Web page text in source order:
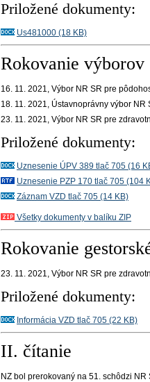
Priložené dokumenty:
Us481000 (18 KB)
Rokovanie výborov
16. 11. 2021, Výbor NR SR pre
18. 11. 2021, Ústavnoprávny výbor NR
23. 11. 2021, Výbor NR SR pre
Priložené dokumenty:
Uznesenie ÚPV 389 tlač 705 (16
Uznesenie PZP 170 tlač 705 (104
Záznam VZD tlač 705 (14 KB)
Všetky dokumenty v balíku ZIP
Rokovanie
23. 11. 2021, Výbor NR SR pre
Priložené dokumenty:
Informácia VZD tlač 705 (22 KB)
II. čítanie
NZ bol prerokovaný na 51. schôdzi NR